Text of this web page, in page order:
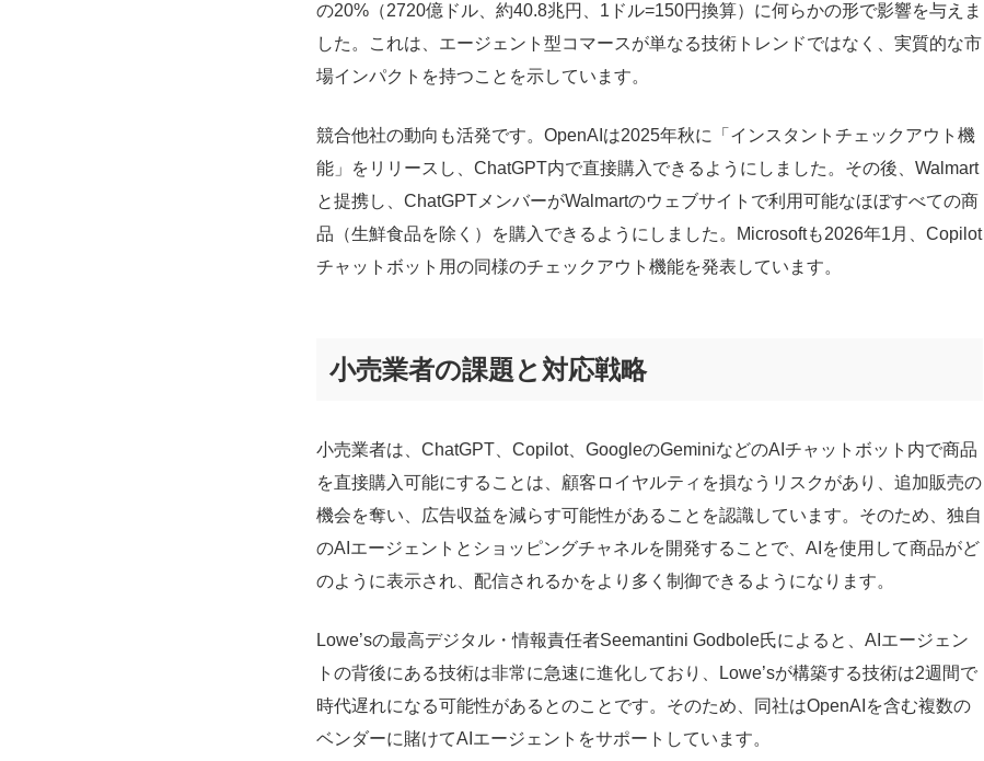
の20%（2720億ドル、約40.8兆円、1ドル=150円換算）に何らかの形で影響を与えま
した。これは、エージェント型コマースが単なる技術トレンドではなく、実質的な市
場インパクトを持つことを示しています。
競合他社の動向も活発です。OpenAIは2025年秋に「インスタントチェックアウト機
能」をリリースし、ChatGPT内で直接購入できるようにしました。その後、Walmart
と提携し、ChatGPTメンバーがWalmartのウェブサイトで利用可能なほぼすべての商
品（生鮮食品を除く）を購入できるようにしました。Microsoftも2026年1月、Copilot
チャットボット用の同様のチェックアウト機能を発表しています。
小売業者の課題と対応戦略
小売業者は、ChatGPT、Copilot、GoogleのGeminiなどのAIチャットボット内で商品
を直接購入可能にすることは、顧客ロイヤルティを損なうリスクがあり、追加販売の
機会を奪い、広告収益を減らす可能性があることを認識しています。そのため、独自
のAIエージェントとショッピングチャネルを開発することで、AIを使用して商品がど
のように表示され、配信されるかをより多く制御できるようになります。
Lowe’sの最高デジタル・情報責任者Seemantini Godbole氏によると、AIエージェン
トの背後にある技術は非常に急速に進化しており、Lowe’sが構築する技術は2週間で
時代遅れになる可能性があるとのことです。そのため、同社はOpenAIを含む複数の
ベンダーに賭けてAIエージェントをサポートしています。